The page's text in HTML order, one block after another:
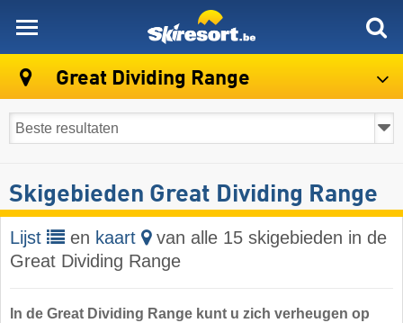
Great Dividing Range
Skigebieden Great Dividing Range
Lijst en kaart
van alle 15 skigebieden in de
Great Dividing Range
In de Great Dividing Range kunt u zich verheugen op